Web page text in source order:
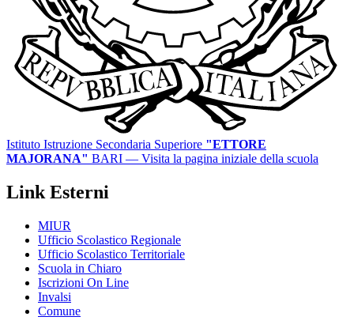
Istituto Istruzione Secondaria Superiore "ETTORE
MAJORANA" BARI — Visita la pagina iniziale della scuola
Link Esterni
MIUR
Ufficio Scolastico Regionale
Ufficio Scolastico Territoriale
Scuola in Chiaro
Iscrizioni On Line
Invalsi
Comune